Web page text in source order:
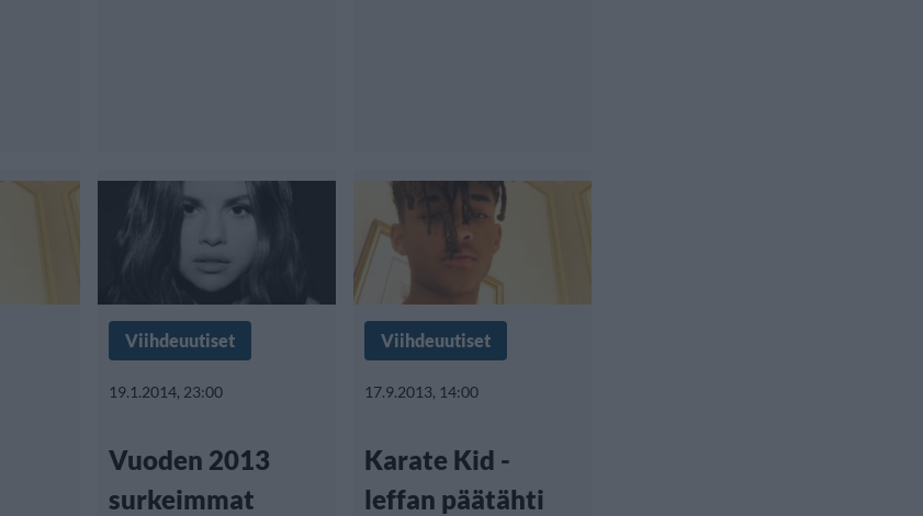
Viihdeuutiset
19.1.2014, 23:00
Vuoden 2013
surkeimmat
Viihdeuutiset
17.9.2013, 14:00
Karate Kid -
leffan päätähti